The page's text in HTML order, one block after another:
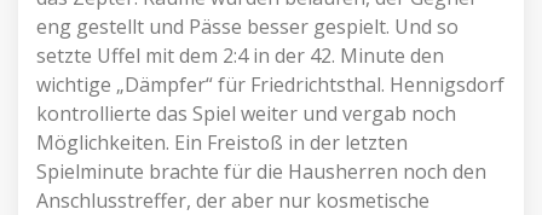
eng gestellt und Pässe besser gespielt. Und so
setzte Uffel mit dem 2:4 in der 42. Minute den
wichtige „Dämpfer“ für Friedrichtsthal. Hennigsdorf
kontrollierte das Spiel weiter und vergab noch
Möglichkeiten. Ein Freistoß in der letzten
Spielminute brachte für die Hausherren noch den
Anschlusstreffer, der aber nur kosmetische